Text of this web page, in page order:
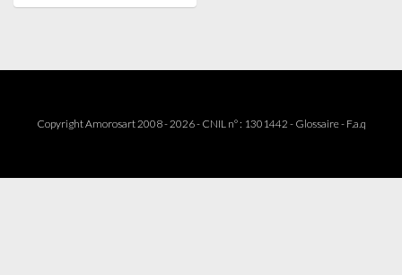
Copyright Amorosart 2008 - 2026 - CNIL n° : 1301442 - Glossaire- F.a.q